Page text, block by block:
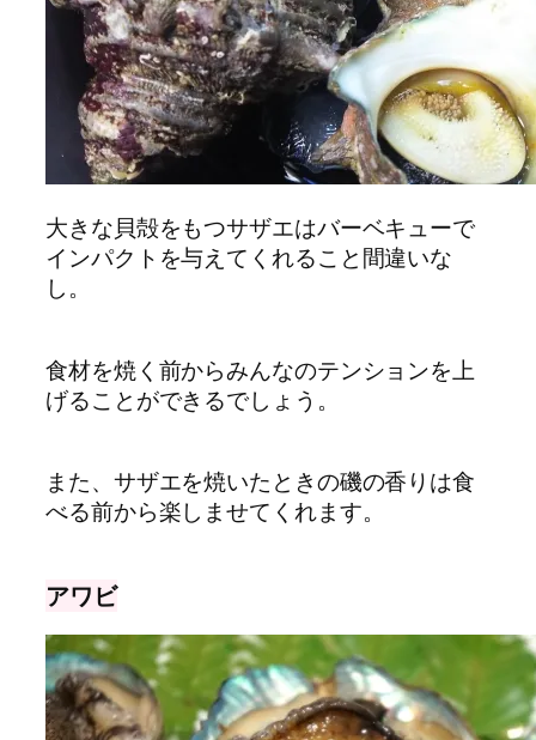
大きな貝殻をもつサザエはバーベキューで
インパクトを与えてくれること間違いな
し。
食材を焼く前からみんなのテンションを上
げることができるでしょう。
また、サザエを焼いたときの磯の香りは食
べる前から楽しませてくれます。
アワビ